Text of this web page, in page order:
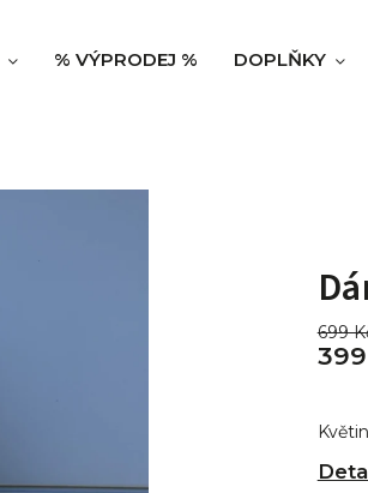
% VÝPRODEJ % DOPLŇKY
699